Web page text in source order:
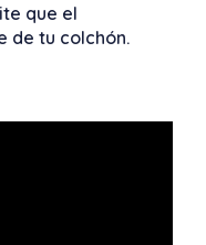
que el
de tu colchón.